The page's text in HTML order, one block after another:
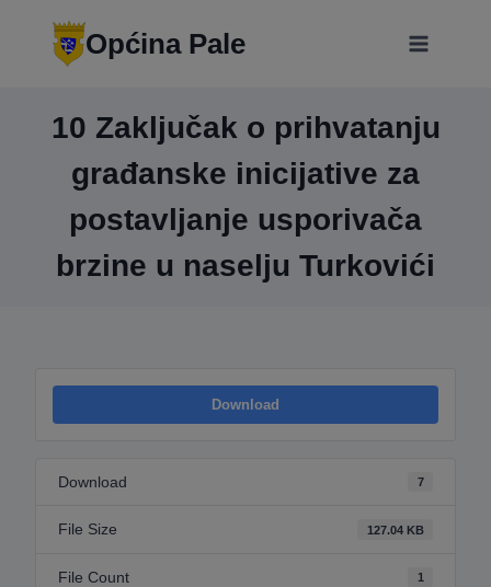
Općina Pale
10 Zaključak o prihvatanju
građanske inicijative za
postavljanje usporivača
brzine u naselju Turkovići
Download
Download 7
File Size 127.04 KB
File Count 1